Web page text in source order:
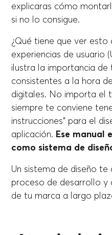
explicaras cómo
si no lo consigue.
¿Qué tiene que ver esto
experiencias de usuario
ilustra la importancia de
consistentes a la hora
digitales. No importa el
siempre te conviene
instrucciones” para el
aplicación. Ese manual
como sistema de
Un sistema de diseño
proceso de desarrollo y
de tu marca a largo